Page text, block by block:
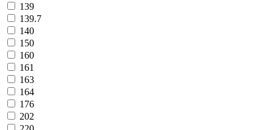
139
139.7
140
150
160
161
163
164
176
202